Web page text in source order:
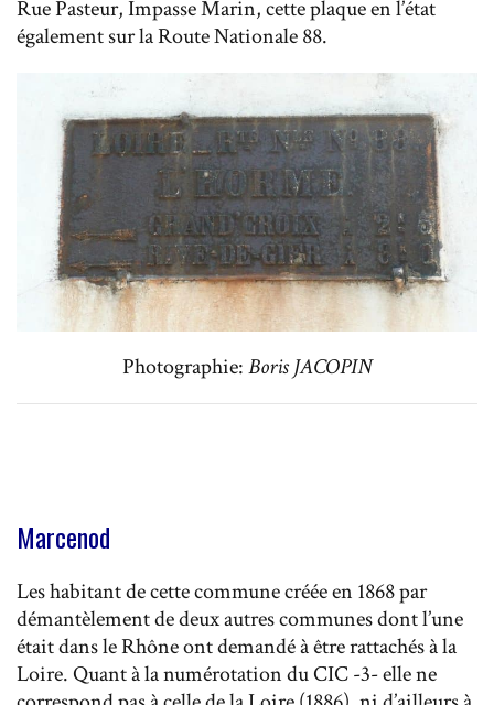
Rue Pasteur, Impasse Marin, cette plaque en l’état
également sur la Route Nationale 88.
Photographie:Boris JACOPIN
Marcenod
Les habitant de cette commune créée en 1868 par
démantèlement de deux autres communes dont l’une
était dans le Rhône ont demandé à être rattachés à la
Loire. Quant à la numérotation du CIC -3- elle ne